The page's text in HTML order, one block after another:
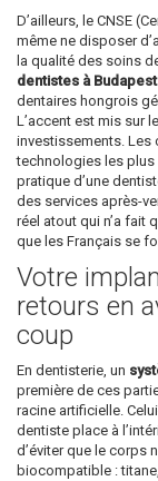
D’ailleurs, le CNSE
même ne disposer
la qualité des soins
dentistes à Budapest
dentaires hongrois
L’accent est mis sur
investissements. Les
technologies les plus
pratique d’une
des services après-
réel atout qui n’a fait
que les Français se
Votre
retours en
coup
En dentisterie, un
première de ces
racine artificielle.
dentiste place à
d’éviter que le corps
biocompatible :